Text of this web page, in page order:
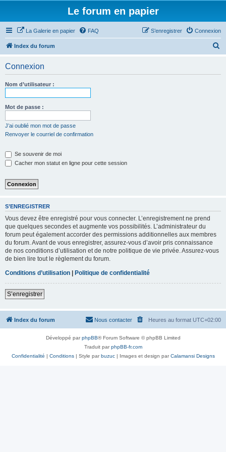
Le forum en papier
La Galerie en papier FAQ Connexion
S’enregistrer
Index du forum
Connexion
Nom d’utilisateur :
Mot de passe :
J’ai oublié mon mot de passe
Renvoyer le courriel de confirmation
Se souvenir de moi
Cacher mon statut en ligne pour cette session
S’ENREGISTRER
Vous devez être enregistré pour vous connecter. L’enregistrement ne prend
que quelques secondes et augmente vos possibilités. L’administrateur du
forum peut également accorder des permissions additionnelles aux membres
du forum. Avant de vous enregistrer, assurez-vous d’avoir pris connaissance
de nos conditions d’utilisation et de notre politique de vie privée. Assurez-vous
de bien lire tout le règlement du forum.
Conditions d’utilisation | Politique de confidentialité
S’enregistrer
Index du forum Heures au format UTC+02:00
Nous contacter
Développé parphpBB® Forum Software © phpBB Limited
Traduit parphpBB-fr.com
Confidentialité | Conditions| Style parbuzuc| Images et design parCalamansi Designs